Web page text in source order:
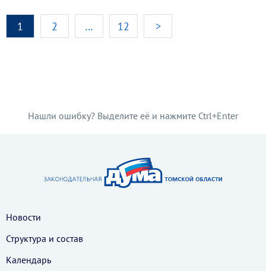
1 2 … 12 >
Нашли ошибку? Выделите её и нажмите Ctrl+Enter
Новости
Структура и состав
Календарь